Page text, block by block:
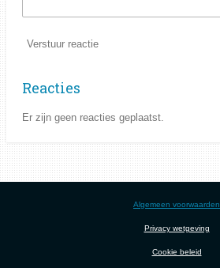
Verstuur reactie
Reacties
Er zijn geen reacties geplaatst.
Algemeen voorwaarden
Privacy wetgeving
Cookie beleid